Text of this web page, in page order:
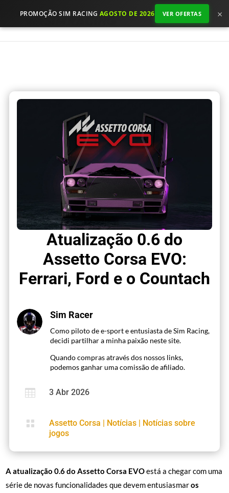
PROMOÇÃO SIM RACING AGOSTO DE 2026 VER OFERTAS ×
Atualização 0.6 do
Assetto Corsa EVO:
Ferrari, Ford e o Countach
Sim Racer
Como piloto de e-sport e entusiasta de Sim Racing,
decidi partilhar a minha paixão neste site.
Quando compras através dos nossos links,
podemos ganhar uma comissão de afiliado.
 3 Abr 2026
 Assetto Corsa | Notícias | Notícias sobre
jogos
A atualização 0.6 do Assetto Corsa EVOestá a chegar com uma
série de novas funcionalidades que devem entusiasmaros